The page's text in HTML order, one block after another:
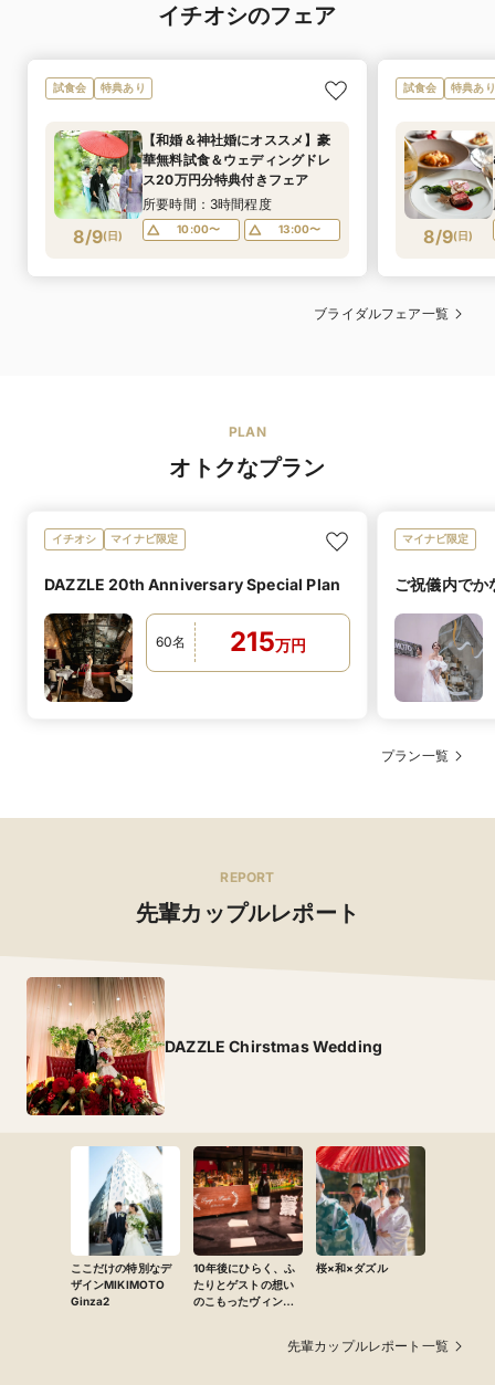
154,000円〜／タキシード 88,000円〜
セット価格でよりお得に♪
レンタルセッ
ト価格
新郎1着・新婦1着 88,000円〜／新郎1着・新婦2着
154,000円〜
マタニティド
レス
マタニティドレスはオリジナルブランドでよりお客様の
希望を反映したデザインと品揃え
持ち込み料
無料
ご衣裳のお持込ＯＫ！！別途手数料も頂戴しておりませ
ん。
提携ショップ
bitterSweet、M･AI･M、TUTU、Inocentoly、クチュー
無料
ご衣裳のお持込ＯＫ！！別途手数料も頂戴しておりませ
素材の美味しさ、素材を引き立てる料理作りをします。
銀座で12年目を迎え、食通たちに愛され続けてきたお料
いたします。
オススメ演出
DAZZLE自慢のオープンキッチンにて、ご新郎様がお料
理の仕上げを。ご新郎様も手を加えた出来立てのお料理
をゲストの元へご提供いたします。
ダズルの味がチェックできる無料試食会はこちらからご予約を♪
鮑とズッキーニのアーリオ・オーリオ 自家製タリ
イチオシメ
ニュー
イタリアンならではのコースにパスタ。麺は全部自家製
の手打ちの麺でご用意。食べたことのないパスタや手打
ち麺だからこそ味わえる食感。パスタもその時の季節や
使用し、麺はイカ墨を練り込んだ平たいロングパスタの
黒毛和牛サーロインの瞬間燻製肉の旨味のソース
DAZZLE人気のメイン料理、「和牛ヒレ肉の瞬間燻製」
です。ガラスのドームの中に桜チップのスモークをとじ
こめてゲストの方々一人一人に提供をいたします。ゲス
トの目の前でガラスのドームをあけますと、桜のチップ
の燻製した香りと煙が出てくる演出と、視覚でも楽しん
で頂いております。
DAZZLE専属のパティシエが作るデザートブッフェ
イチオシのフェア
試食会 特典あり
8/9(日)
【和婚＆神社婚にオススメ】豪
華無料試食＆ウェディングドレ
ス20万円分特典付きフェア
所要時間：3時間程度
10:00〜 13:00〜
試食会 特典あり
8/9(日)
ブライダルフェア一覧
PLAN
オトクなプラン
イチオシ マイナビ限定
DAZZLE 20th Anniversary Special Plan
60名 215万円
マイナビ限定
ご祝儀内でか
プラン一覧
REPORT
先輩カップルレポート
DAZZLE Chirstmas Wedding
ここだけの特別なデ
ザインMIKIMOTO
Ginza2
10年後にひらく、ふ
たりとゲストの想い
のこもったヴィン
桜×和×ダズル
先輩カップルレポート一覧